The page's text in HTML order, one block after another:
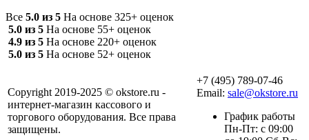
Все 5.0 из 5 На основе 325+ оценок
5.0 из 5 На основе 55+ оценок
4.9 из 5 На основе 220+ оценок
5.0 из 5 На основе 52+ оценок
Copyright 2019-2025 © okstore.ru -
интернет-магазин кассового и
торгового оборудования. Все права
защищены.
+7 (495) 789-07-46
Email: sale@okstore.ru
График работы
Пн-Пт: с 09:00